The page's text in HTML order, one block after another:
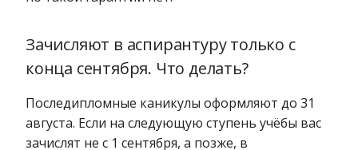
Зачисляют в аспирантуру только с
конца сентября. Что делать?
Последипломные каникулы оформляют до 31
августа. Если на следующую ступень учёбы вас
зачислят не с 1 сентября, а позже, в